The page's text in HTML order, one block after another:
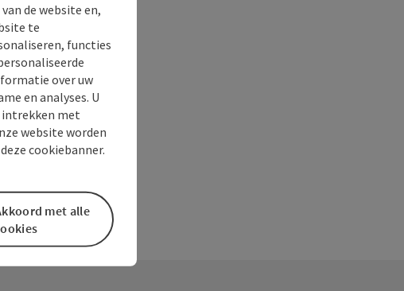
buurt
de website en,
te
functies
over uw
en analyses. U
met
website worden
cookiebanner.
met alle